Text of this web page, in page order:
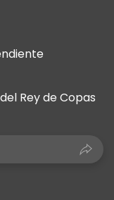
Rey de Copas